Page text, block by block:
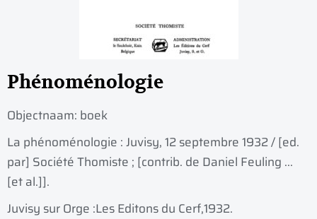
Phénoménologie
Objectnaam: boek
La phénoménologie : Juvisy, 12 septembre 1932 / [ed.
par] Société Thomiste ; [contrib. de Daniel Feuling ...
[et al.]].
Juvisy sur Orge :Les Editons du Cerf,1932.